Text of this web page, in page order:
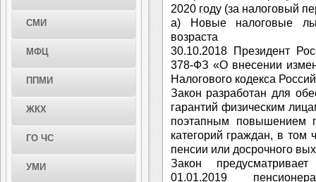
СМИ
МФЦ
ППМИ
ЖКХ
ГО ЧС
УМИ
2020 году (за налоговый
а) Новые налоговые
возраста
30.10.2018 Президент
378-ФЗ «О внесении
Налогового кодекса
Закон разработан для
гарантий физическим
поэтапным повышением
категорий граждан, в том
пенсии или досрочного
Закон
01.01.2019